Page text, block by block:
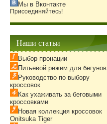
Мы в Вконтакте
Присоединяйтесь!
Наши статьи
Выбор пронации
Питьевой режим для бегунов
Руководство по выбору
кроссовок
Как ухаживать за беговыми
кроссовками
Новая коллекция кроссовок
Onitsuka Tiger